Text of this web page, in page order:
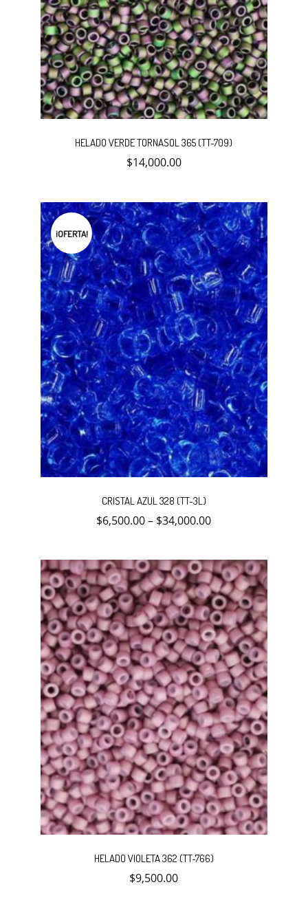
HELADO VERDE TORNASOL 365 (TT-709)
$14,000.00
¡OFERTA!
Este
tiene
múltiples
variantes.
se
pueden
elegir
en
la
página
de
producto
CRISTAL AZUL 328 (TT-3L)
$6,500.00– $34,000.00
HELADO VIOLETA 362 (TT-766)
$9,500.00